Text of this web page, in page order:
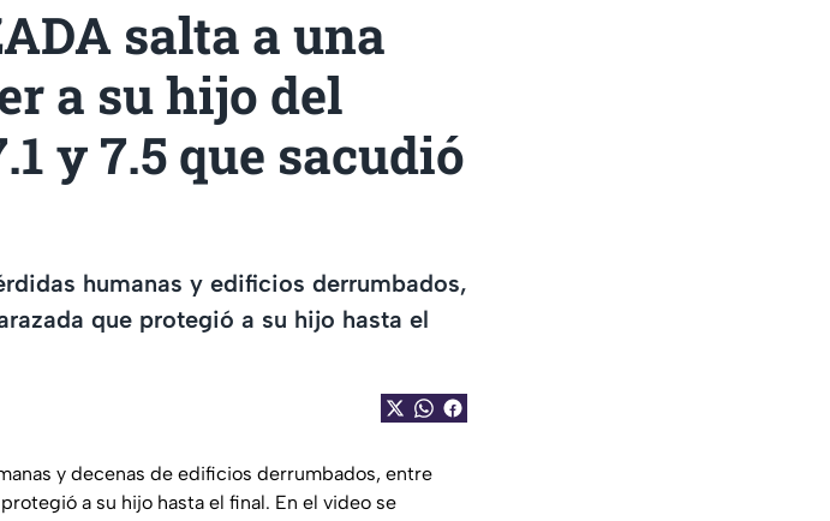
salta a una
a su hijo del
y 7.5 que sacudió
humanas y edificios derrumbados,
que protegió a su hijo hasta el
y decenas de edificios derrumbados, entre
a su hijo hasta el final. En el video se